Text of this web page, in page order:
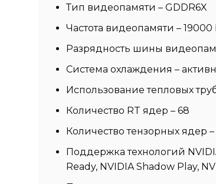
Тип видеопамяти – GDDR6X
Частота видеопамяти –
Разрядность шины
Система охлаждения –
Использование тепловых
Количество RT ядер – 68
Количество тензорных ядер –
Поддержка технологий
Ready, NVIDIA Shadow Play,